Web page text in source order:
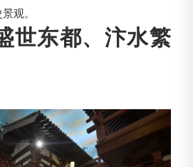
观。
世东都、汴水繁